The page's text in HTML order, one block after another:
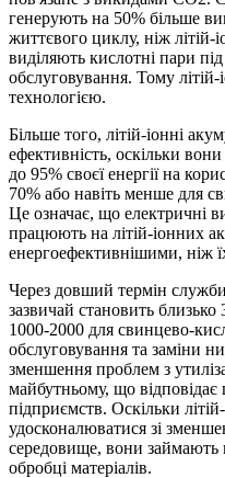
генерують на 50% більше
життєвого циклу, ніж літій-
виділяють кислотні пари
обслуговування. Тому
технологією.
Більше того, літій-іонні
ефективність, оскільки
до 95% своєї енергії на
70% або навіть менше для
Це означає, що електричні
працюють на літій-іонних
енергоефективнішими, ніж
Через довший термін
зазвичай становить
1000-2000 для свинцево-
обслуговування та заміни
зменшення проблем з
майбутньому, що відповідає
підприємств. Оскільки
удосконалюватися зі
середовище, вони займають
обробці матеріалів.